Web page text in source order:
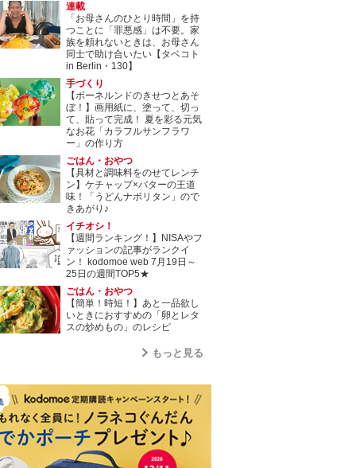
連載
「お母さんのひとり時間」を持
つことに「罪悪感」は不要。家
族を頼れないときは、お母さん
同士で助け合いたい【タベコト
in Berlin・130】
手づくり
【ボーネルンドのきせつとあそ
ぼ！】画用紙に、塗って、切っ
て、貼って完成！ 夏を彩る元気
なお花「カラフルサンフラワ
ー」の作り方
ごはん・おやつ
【具材と調味料をのせてレンチ
ン】ケチャップ×バターの王道
味！「うどんナポリタン」ので
きあがり♪
イチオシ！
【週間ランキング！】NISAやフ
ァッションの記事がランクイ
ン！ kodomoe web 7月19日～
25日の週間TOP5★
ごはん・おやつ
【簡単！時短！】あと一品欲し
いときにおすすめの「卵とレタ
スの炒めもの」のレシピ
もっと見る